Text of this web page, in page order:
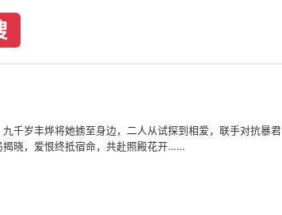
千岁丰烨将她掳至身边，二人从试探到相爱，联手对抗暴君
揭晓，爱恨终抵宿命，共赴照殿花开……